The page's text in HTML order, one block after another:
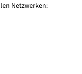
Netzwerken: